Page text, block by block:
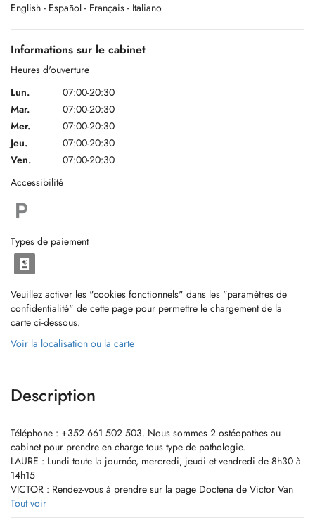
English - Español - Français - Italiano
Informations sur le cabinet
Heures d'ouverture
Lun.
07:00-20:30
Mar.
07:00-20:30
Mer.
07:00-20:30
Jeu.
07:00-20:30
Ven.
07:00-20:30
Accessibilité
Types de paiement
Veuillez activer les "cookies fonctionnels" dans les "paramètres de
confidentialité" de cette page pour permettre le chargement de la
carte ci-dessous.
Voir la localisation ou la carte
Description
Téléphone : +352 661 502 503. Nous sommes 2 ostéopathes au
cabinet pour prendre en charge tous type de pathologie.
LAURE : Lundi toute la journée, mercredi, jeudi et vendredi de 8h30 à
14h15
VICTOR : Rendez-vous à prendre sur la page Doctena de Victor Van
Espen. Mardi toute la journée, mercredi, jeudi et vendredi à partir de
14h30
Tout voir